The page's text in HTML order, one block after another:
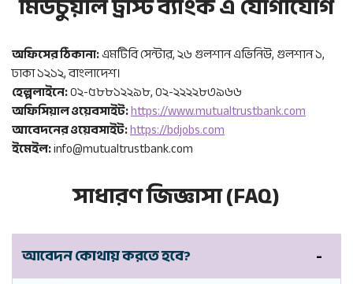
অফিসের ঠিকানা:এমটিবি সেন্টার, ২৬ গুলশান এভিনিউ, গুলশান ১,
ঢাকা ১২১২, বাংলাদেশ।
হেল্পলাইনে:০২-৫৮৮১২২৯৮, ০২-২২২২৮৩৯৬৬
অফিসিয়াল ওয়েবসাইট:https://www.mutualtrustbank.com
আবেদনের ওয়েবসাইট:https://bdjobs.com
ইমেইল:info@mutualtrustbank.com
সাধারণ জিজ্ঞাসা (FAQ)
আবেদন কোথায় করতে হবে?